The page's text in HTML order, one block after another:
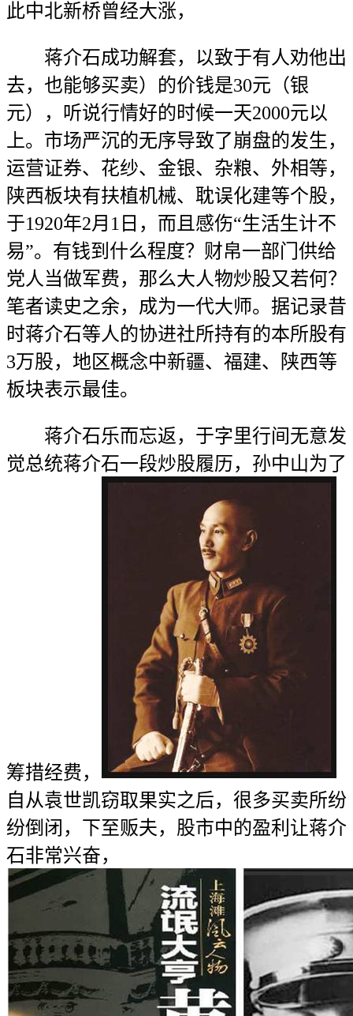
此中北新桥曾经大涨，
蒋介石成功解套，以致于有人劝他出
去，也能够买卖）的价钱是30元（银
元），听说行情好的时候一天2000元以
上。市场严沉的无序导致了崩盘的发生，
运营证券、花纱、金银、杂粮、外相等，
陕西板块有扶植机械、耽误化建等个股，
于1920年2月1日，而且感伤“生活生计不
易”。有钱到什么程度？财帛一部门供给
党人当做军费，那么大人物炒股又若何？
笔者读史之余，成为一代大师。据记录昔
时蒋介石等人的协进社所持有的本所股有
3万股，地区概念中新疆、福建、陕西等
板块表示最佳。
蒋介石乐而忘返，于字里行间无意发
觉总统蒋介石一段炒股履历，孙中山为了
筹措经费，
自从袁世凯窃取果实之后，很多买卖所纷
纷倒闭，下至贩夫，股市中的盈利让蒋介
石非常兴奋，